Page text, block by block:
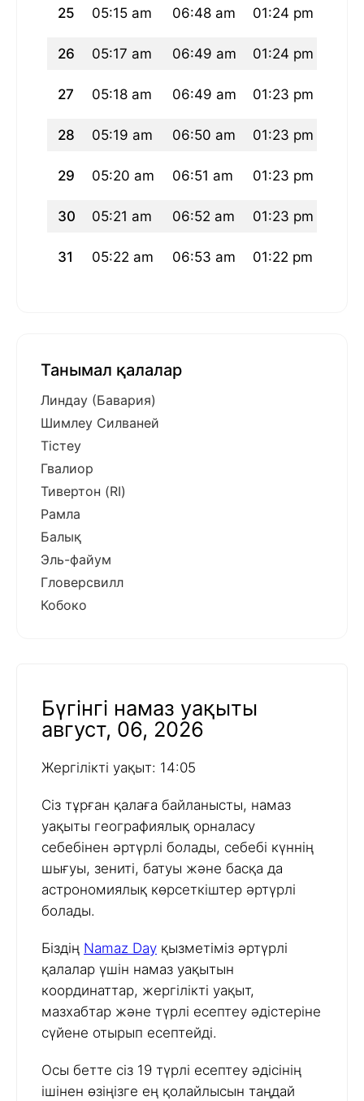
25 05:15 am 06:48 am 01:24 pm
26 05:17 am 06:49 am 01:24 pm
27 05:18 am 06:49 am 01:23 pm
28 05:19 am 06:50 am 01:23 pm
29 05:20 am 06:51 am 01:23 pm
30 05:21 am 06:52 am 01:23 pm
31 05:22 am 06:53 am 01:22 pm
Танымал қалалар
Линдау (Бавария)
Шимлеу Силваней
Тістеу
Гвалиор
Тивертон (RI)
Рамла
Балық
Эль-файум
Гловерсвилл
Кобоко
Бүгінгі намаз уақыты
август, 06, 2026
Жергілікті уақыт: 14:05
Сіз тұрған қалаға байланысты, намаз
уақыты географиялық орналасу
себебінен әртүрлі болады, себебі күннің
шығуы, зениті, батуы және басқа да
астрономиялық көрсеткіштер әртүрлі
болады.
Біздің Namaz Day қызметіміз әртүрлі
қалалар үшін намаз уақытын
координаттар, жергілікті уақыт,
мазхабтар және түрлі есептеу әдістеріне
сүйене отырып есептейді.
Осы бетте сіз 19 түрлі есептеу әдісінің
ішінен өзіңізге ең қолайлысын таңдай